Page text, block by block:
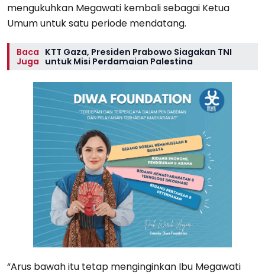
mengukuhkan Megawati kembali sebagai Ketua
Umum untuk satu periode mendatang.
Baca
Juga
KTT Gaza, Presiden Prabowo Siagakan TNI
untuk Misi Perdamaian Palestina
“Arus bawah itu tetap menginginkan Ibu Megawati